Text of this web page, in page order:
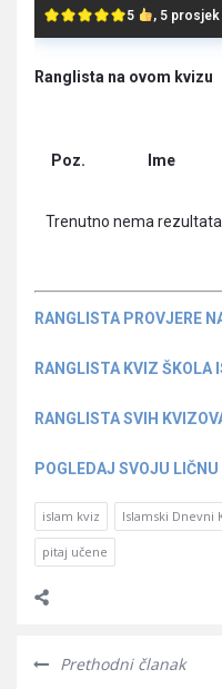
5 , 5 prosjek
Ranglista na ovom kvizu
Poz. Ime
Trenutno nema rezultata
RANGLISTA PROVJERE
RANGLISTA KVIZ ŠKOLA
RANGLISTA SVIH
POGLEDAJ SVOJU
islam kviz Islamski Dnevni
pitaj učene
Prethodni članak